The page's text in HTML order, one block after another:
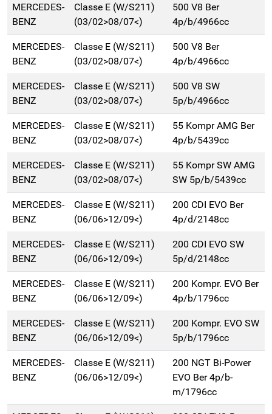
MERCEDES-
BENZ
Classe E (W/S211)
(03/02>08/07<)
500 V8 Ber
4p/b/4966cc
MERCEDES-
BENZ
Classe E (W/S211)
(03/02>08/07<)
500 V8 Ber
4p/b/4966cc
MERCEDES-
BENZ
Classe E (W/S211)
(03/02>08/07<)
500 V8 SW
5p/b/4966cc
MERCEDES-
BENZ
Classe E (W/S211)
(03/02>08/07<)
55 Kompr AMG Ber
4p/b/5439cc
MERCEDES-
BENZ
Classe E (W/S211)
(03/02>08/07<)
55 Kompr SW AMG
SW 5p/b/5439cc
MERCEDES-
BENZ
Classe E (W/S211)
(06/06>12/09<)
200 CDI EVO Ber
4p/d/2148cc
MERCEDES-
BENZ
Classe E (W/S211)
(06/06>12/09<)
200 CDI EVO SW
5p/d/2148cc
MERCEDES-
BENZ
Classe E (W/S211)
(06/06>12/09<)
200 Kompr. EVO Ber
4p/b/1796cc
MERCEDES-
BENZ
Classe E (W/S211)
(06/06>12/09<)
200 Kompr. EVO SW
5p/b/1796cc
MERCEDES-
BENZ
Classe E (W/S211)
(06/06>12/09<)
200 NGT Bi-Power
EVO Ber 4p/b-
m/1796cc